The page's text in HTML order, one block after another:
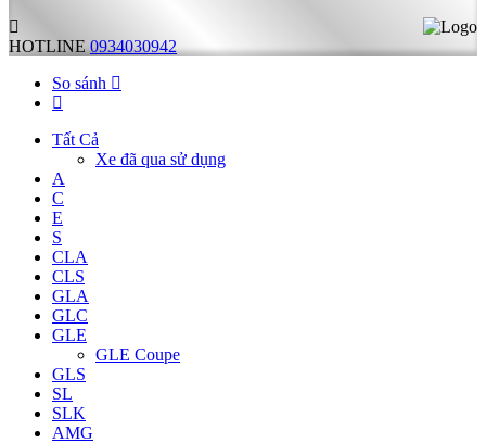
HOTLINE 0934030942
So sánh
Tất Cả
Xe đã qua sử dụng
A
C
E
S
CLA
CLS
GLA
GLC
GLE
GLE Coupe
GLS
SL
SLK
AMG